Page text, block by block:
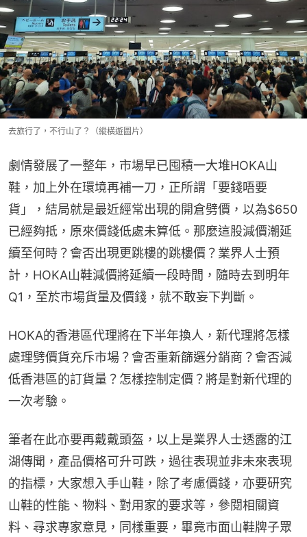
去旅行了，不行山了？（縱橫遊圖片）
劇情發展了一整年，市場早已囤積一大堆HOKA山
鞋，加上外在環境再補一刀，正所謂「要錢唔要
貨」，結局就是最近經常出現的開倉劈價，以為$650
已經夠抵，原來價錢低處未算低。那麼這股減價潮延
續至何時？會否出現更跳樓的跳樓價？業界人士預
計，HOKA山鞋減價將延續一段時間，隨時去到明年
Q1，至於市場貨量及價錢，就不敢妄下判斷。
HOKA的香港區代理將在下半年換人，新代理將怎樣
處理劈價貨充斥市場？會否重新篩選分銷商？會否減
低香港區的訂貨量？怎樣控制定價？將是對新代理的
一次考驗。
筆者在此亦要再戴戴頭盔，以上是業界人士透露的江
湖傳聞，產品價格可升可跌，過往表現並非未來表現
的指標，大家想入手山鞋，除了考慮價錢，亦要研究
山鞋的性能、物料、對用家的要求等，參閱相關資
料、尋求專家意見，同樣重要，畢竟市面山鞋牌子眾